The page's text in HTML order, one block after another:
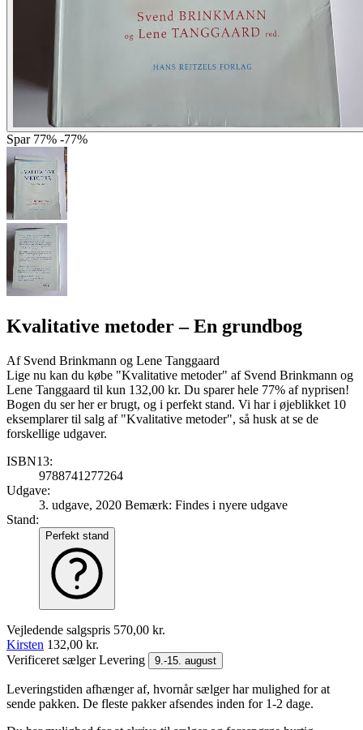
Spar 77% -77%
Kvalitative metoder– En grundbog
Af Svend Brinkmann og Lene Tanggaard
Lige nu kan du købe "Kvalitative metoder" af Svend Brinkmann og
Lene Tanggaard til kun 132,00 kr. Du sparer hele 77% af nyprisen!
Bogen du ser her er brugt, og i perfekt stand. Vi har i øjeblikket 10
eksemplarer til salg af "Kvalitative metoder", så husk at se de
forskellige udgaver.
ISBN13:
9788741277264
Udgave:
3. udgave, 2020 Bemærk: Findes i nyere udgave
Stand:
Perfekt stand
Vejledende salgspris 570,00 kr.
Kirsten 132,00 kr.
Verificeret sælgerLevering 9.-15. august
Leveringstiden afhænger af, hvornår sælger har mulighed for at
sende pakken. De fleste pakker afsendes inden for 1-2 dage.